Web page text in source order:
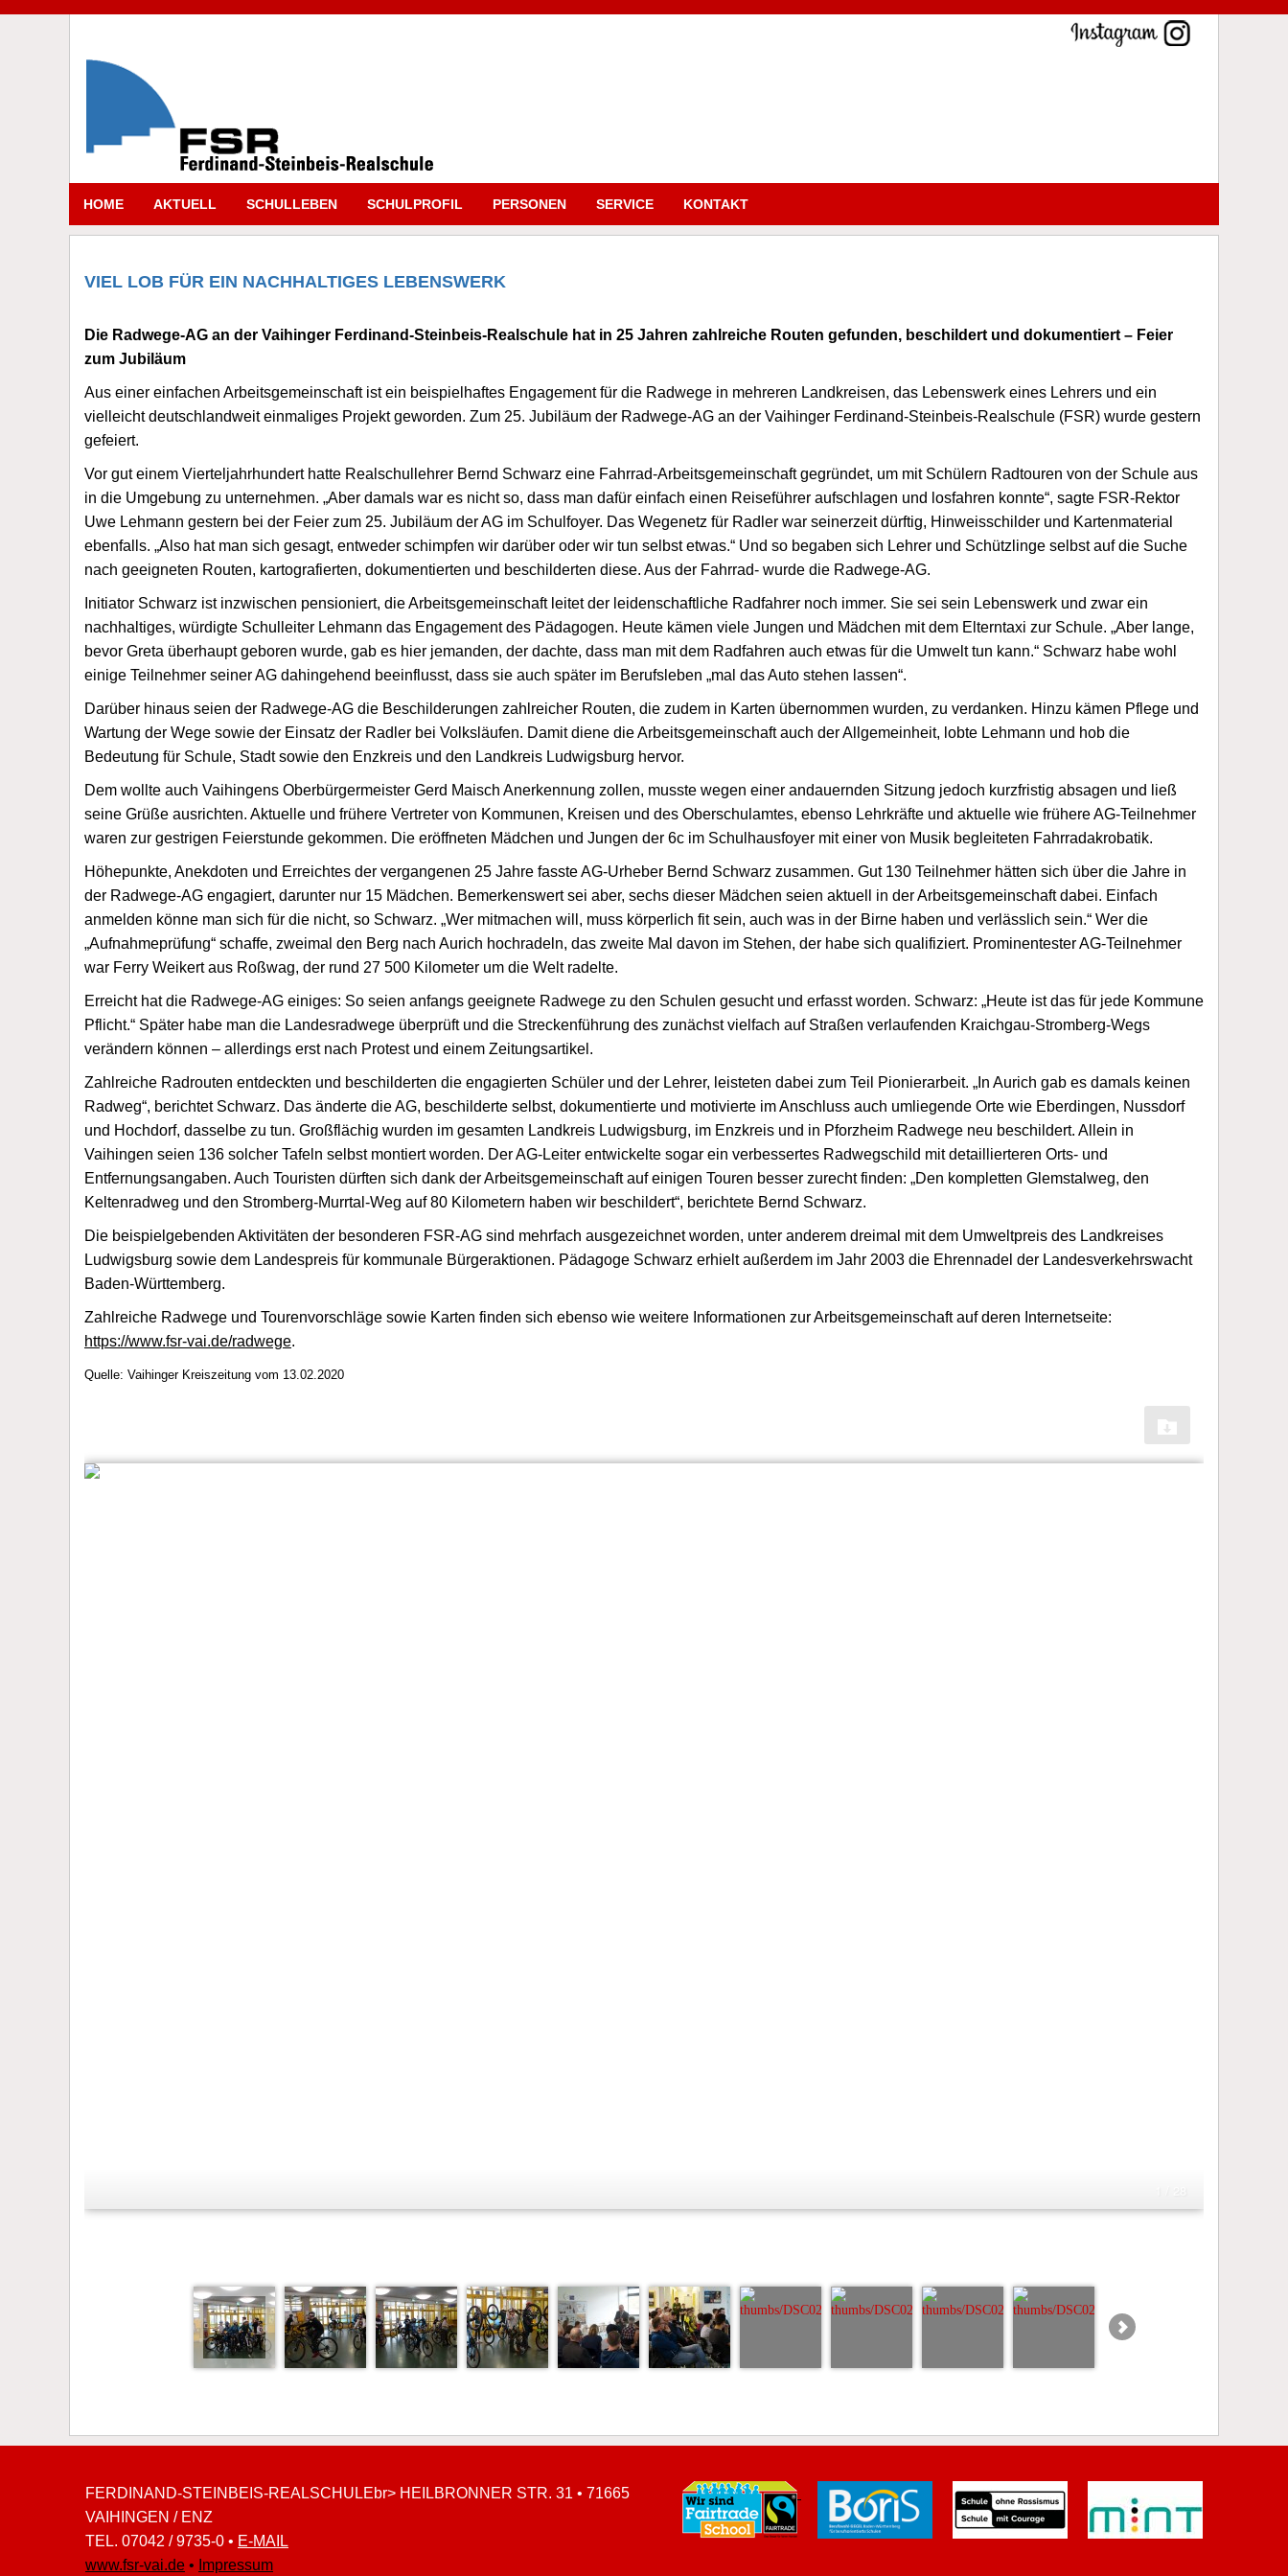
HOME AKTUELL SCHULLEBEN SCHULPROFIL PERSONEN SERVICE KONTAKT
VIEL LOB FÜR EIN NACHHALTIGES LEBENSWERK
Die Radwege-AG an der Vaihinger Ferdinand-Steinbeis-Realschule hat in 25 Jahren zahlreiche Routen gefunden, beschildert und dokumentiert – Feier
zum Jubiläum
Aus einer einfachen Arbeitsgemeinschaft ist ein beispielhaftes Engagement für die Radwege in mehreren Landkreisen, das Lebenswerk eines Lehrers und ein
vielleicht deutschlandweit einmaliges Projekt geworden. Zum 25. Jubiläum der Radwege-AG an der Vaihinger Ferdinand-Steinbeis-Realschule (FSR) wurde gestern
gefeiert.
Vor gut einem Vierteljahrhundert hatte Realschullehrer Bernd Schwarz eine Fahrrad-Arbeitsgemeinschaft gegründet, um mit Schülern Radtouren von der Schule aus
in die Umgebung zu unternehmen. „Aber damals war es nicht so, dass man dafür einfach einen Reiseführer aufschlagen und losfahren konnte“, sagte FSR-Rektor
Uwe Lehmann gestern bei der Feier zum 25. Jubiläum der AG im Schulfoyer. Das Wegenetz für Radler war seinerzeit dürftig, Hinweisschilder und Kartenmaterial
ebenfalls. „Also hat man sich gesagt, entweder schimpfen wir darüber oder wir tun selbst etwas.“ Und so begaben sich Lehrer und Schützlinge selbst auf die Suche
nach geeigneten Routen, kartografierten, dokumentierten und beschilderten diese. Aus der Fahrrad- wurde die Radwege-AG.
Initiator Schwarz ist inzwischen pensioniert, die Arbeitsgemeinschaft leitet der leidenschaftliche Radfahrer noch immer. Sie sei sein Lebenswerk und zwar ein
nachhaltiges, würdigte Schulleiter Lehmann das Engagement des Pädagogen. Heute kämen viele Jungen und Mädchen mit dem Elterntaxi zur Schule. „Aber lange,
bevor Greta überhaupt geboren wurde, gab es hier jemanden, der dachte, dass man mit dem Radfahren auch etwas für die Umwelt tun kann.“ Schwarz habe wohl
einige Teilnehmer seiner AG dahingehend beeinflusst, dass sie auch später im Berufsleben „mal das Auto stehen lassen“.
Darüber hinaus seien der Radwege-AG die Beschilderungen zahlreicher Routen, die zudem in Karten übernommen wurden, zu verdanken. Hinzu kämen Pflege und
Wartung der Wege sowie der Einsatz der Radler bei Volksläufen. Damit diene die Arbeitsgemeinschaft auch der Allgemeinheit, lobte Lehmann und hob die
Bedeutung für Schule, Stadt sowie den Enzkreis und den Landkreis Ludwigsburg hervor.
Dem wollte auch Vaihingens Oberbürgermeister Gerd Maisch Anerkennung zollen, musste wegen einer andauernden Sitzung jedoch kurzfristig absagen und ließ
seine Grüße ausrichten. Aktuelle und frühere Vertreter von Kommunen, Kreisen und des Oberschulamtes, ebenso Lehrkräfte und aktuelle wie frühere AG-Teilnehmer
waren zur gestrigen Feierstunde gekommen. Die eröffneten Mädchen und Jungen der 6c im Schulhausfoyer mit einer von Musik begleiteten Fahrradakrobatik.
Höhepunkte, Anekdoten und Erreichtes der vergangenen 25 Jahre fasste AG-Urheber Bernd Schwarz zusammen. Gut 130 Teilnehmer hätten sich über die Jahre in
der Radwege-AG engagiert, darunter nur 15 Mädchen. Bemerkenswert sei aber, sechs dieser Mädchen seien aktuell in der Arbeitsgemeinschaft dabei. Einfach
anmelden könne man sich für die nicht, so Schwarz. „Wer mitmachen will, muss körperlich fit sein, auch was in der Birne haben und verlässlich sein.“ Wer die
„Aufnahmeprüfung“ schaffe, zweimal den Berg nach Aurich hochradeln, das zweite Mal davon im Stehen, der habe sich qualifiziert. Prominentester AG-Teilnehmer
war Ferry Weikert aus Roßwag, der rund 27 500 Kilometer um die Welt radelte.
Erreicht hat die Radwege-AG einiges: So seien anfangs geeignete Radwege zu den Schulen gesucht und erfasst worden. Schwarz: „Heute ist das für jede Kommune
Pflicht.“ Später habe man die Landesradwege überprüft und die Streckenführung des zunächst vielfach auf Straßen verlaufenden Kraichgau-Stromberg-Wegs
verändern können – allerdings erst nach Protest und einem Zeitungsartikel.
Zahlreiche Radrouten entdeckten und beschilderten die engagierten Schüler und der Lehrer, leisteten dabei zum Teil Pionierarbeit. „In Aurich gab es damals keinen
Radweg“, berichtet Schwarz. Das änderte die AG, beschilderte selbst, dokumentierte und motivierte im Anschluss auch umliegende Orte wie Eberdingen, Nussdorf
und Hochdorf, dasselbe zu tun. Großflächig wurden im gesamten Landkreis Ludwigsburg, im Enzkreis und in Pforzheim Radwege neu beschildert. Allein in
Vaihingen seien 136 solcher Tafeln selbst montiert worden. Der AG-Leiter entwickelte sogar ein verbessertes Radwegschild mit detaillierteren Orts- und
Entfernungsangaben. Auch Touristen dürften sich dank der Arbeitsgemeinschaft auf einigen Touren besser zurecht finden: „Den kompletten Glemstalweg, den
Keltenradweg und den Stromberg-Murrtal-Weg auf 80 Kilometern haben wir beschildert“, berichtete Bernd Schwarz.
Die beispielgebenden Aktivitäten der besonderen FSR-AG sind mehrfach ausgezeichnet worden, unter anderem dreimal mit dem Umweltpreis des Landkreises
Ludwigsburg sowie dem Landespreis für kommunale Bürgeraktionen. Pädagoge Schwarz erhielt außerdem im Jahr 2003 die Ehrennadel der Landesverkehrswacht
Baden-Württemberg.
Zahlreiche Radwege und Tourenvorschläge sowie Karten finden sich ebenso wie weitere Informationen zur Arbeitsgemeinschaft auf deren Internetseite:
https://www.fsr-vai.de/radwege.
Quelle: Vaihinger Kreiszeitung vom 13.02.2020
FERDINAND-STEINBEIS-REALSCHULEbr> HEILBRONNER STR. 31 • 71665
VAIHINGEN / ENZ
TEL. 07042 / 9735-0 • E-MAIL
www.fsr-vai.de • Impressum